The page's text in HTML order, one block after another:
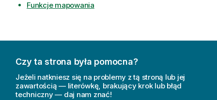
Funkcje mapowania
Czy ta strona była pomocna?
Jeżeli natkniesz się na problemy z tą stroną lub jej
zawartością — literówkę, brakujący krok lub błąd
techniczny — daj nam znać!